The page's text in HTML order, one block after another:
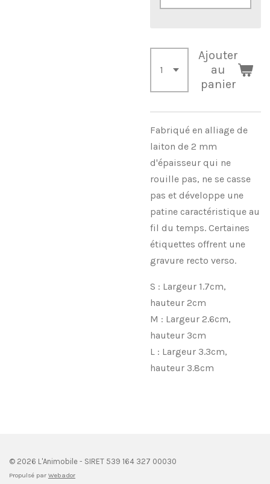
Ajouter
au
panier
Fabriqué en alliage de
laiton de 2 mm
d'épaisseur qui ne
rouille pas, ne se casse
pas et développe une
patine caractéristique au
fil du temps. Certaines
étiquettes offrent une
gravure recto verso.
S : Largeur 1.7cm,
hauteur 2cm
M : Largeur 2.6cm,
hauteur 3cm
L : Largeur 3.3cm,
hauteur 3.8cm
© 2026 L'Animobile - SIRET 539 164 327 00030
Propulsé par Webador